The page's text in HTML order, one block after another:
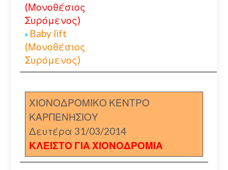
(Μονοθέσιος
Συρόμενος)
Baby lift
(Μονοθέσιος
Συρόμενος)
ΧΙΟΝΟΔΡΟΜΙΚΟ ΚΕΝΤΡΟ
ΚΑΡΠΕΝΗΣΙΟΥ
Δευτέρα 31/03/2014
ΚΛΕΙΣΤΟ ΓΙΑ ΧΙΟΝΟΔΡΟΜΙΑ